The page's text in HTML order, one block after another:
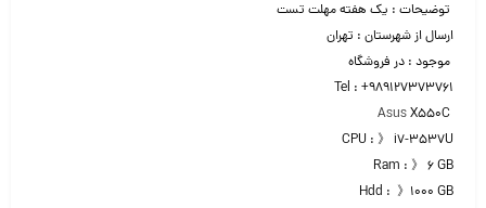
توضیحات : یک هفته مهلت تست
ارسال از شهرستان : تهران
موجود : در فروشگاه
Tel : +989127373761
AsusX550C
CPU : 》 i7-3537U
Ram : 》 ۶ GB
Hdd : 》۱۰۰۰ GB